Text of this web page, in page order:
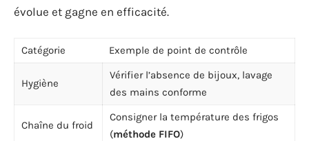
évolue et gagne en efficacité.
Catégorie Exemple de point de contrôle
Hygiène
Vérifier l’absence de bijoux, lavage
des mains conforme
Chaîne du froid
Consigner la température des frigos
(méthode FIFO)